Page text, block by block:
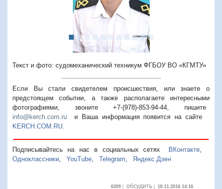
Текст и фото: cудомеханический техникум ФГБОУ ВО «КГМТУ»
Если Вы стали свидетелем происшествия, или знаете о
предстоящем событии, а также располагаете интересными
фотографиями, звоните +7-(978)-853-94-44, пишите
info@kerch.com.ru и Ваша информация появится на сайте
KERCH.COM.RU.
Подписывайтесь на нас в социальных сетях ВКонтакте,
Одноклассники, YouTube, Telegram, Яндекс.Дзен
6309| обсудить| 18.11.2016 14:16